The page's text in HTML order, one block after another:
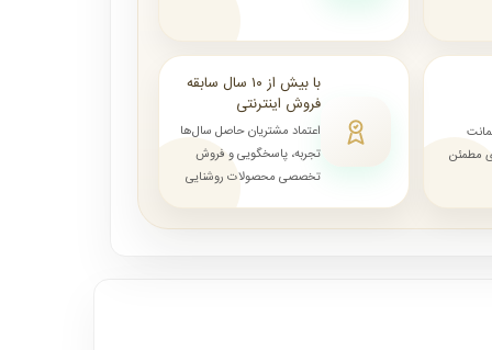
مطمئن
با بیش از ۱۰ سال سابقه
فروش اینترنتی
اعتماد مشتریان حاصل سال‌ها
تجربه، پاسخگویی و فروش
تخصصی محصولات روشنایی